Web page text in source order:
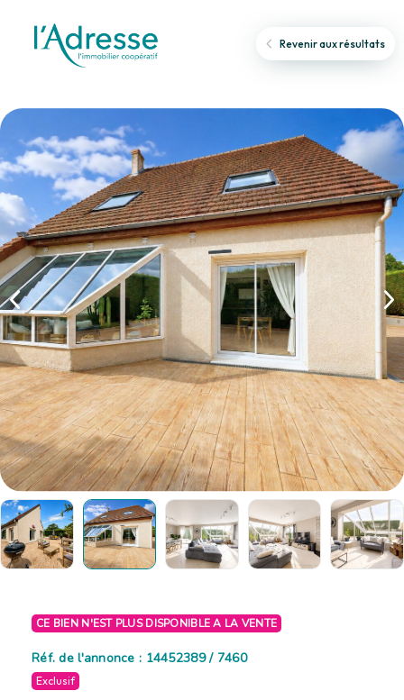
Revenir aux résultats
CE BIEN N'EST PLUS DISPONIBLE A LA VENTE
Réf. de l'annonce : 14452389 / 7460
Exclusif